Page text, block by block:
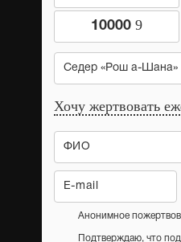
10000 9
Седер «Рош а-Шана»
Хочу жертвовать
Анонимное
Подтверждаю, что